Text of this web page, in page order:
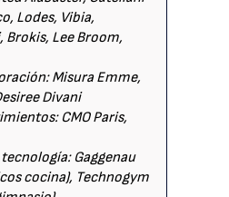
Lodes, Vibia,
Brokis, Lee Broom,
Misura Emme,
Divani
CMO Paris,
Gaggenau
cocina), Technogym